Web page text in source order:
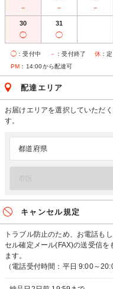
－ － －
30
◯
31
◯
◯ ：受付中 － ：受付終了 休 ：
PM ：14:00から配達可
配達エリア
お届けエリアを選択していただ
す。
キャンセル規定
トラブル防止のため、お電話も
セル確定メール(FAX)の送受信
ます。
（電話受付時間：平日 9:00～